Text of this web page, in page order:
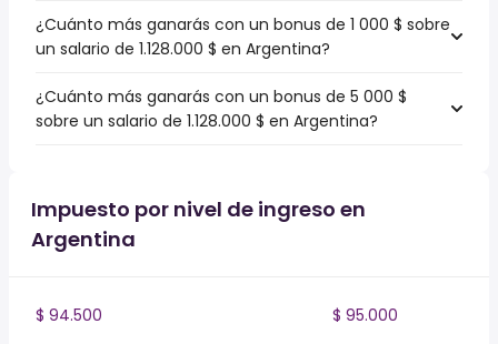
¿Cuánto más ganarás con un bonus de 1 000 $ sobre
un salario de 1.128.000 $ en Argentina?
¿Cuánto más ganarás con un bonus de 5 000 $
sobre un salario de 1.128.000 $ en Argentina?
Impuesto por nivel de ingreso en
Argentina
$ 94.500
$ 95.000